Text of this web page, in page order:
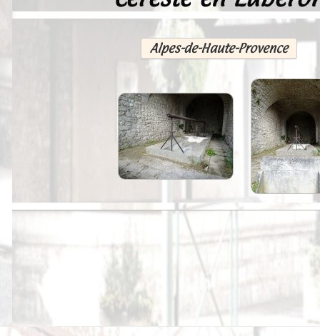
Videos--Lavoirs
Un Peu d'Histoire
Outils-des-Lavandières
Cartes Postales-Anciennes et
Presse
Liens
Alpes-de-Haute-Provence